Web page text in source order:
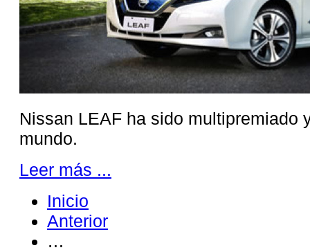
Nissan LEAF ha sido multipremiado
mundo.
Leer más ...
Inicio
Anterior
…